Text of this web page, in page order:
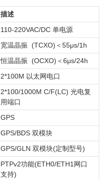
描述
110-220VAC/DC 单电源
宽温晶振 (TCXO)＜55μs/1h
恒温晶振 (OCXO)＜6μs/24h
2*100M 以太网电口
2*100/1000M C/F(LC) 光电复
用端口
GPS
GPS/BDS 双模块
GPS/GLN 双模块(定制型号)
PTPv2功能(ETH0/ETH1网口
支持)